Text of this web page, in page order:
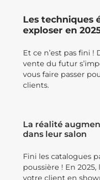
Les techniques
exploser en
Et ce n’est pas fini !
vente du futur
vous faire passer
clients.
La réalité
dans leur salon
Fini les catalogues
poussière ! En
votre client en